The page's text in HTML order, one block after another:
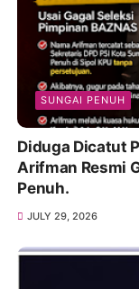
SUNGAI PENUH
Diduga Dicatut
Arifman Resmi
Penuh.
JULY 29, 2026